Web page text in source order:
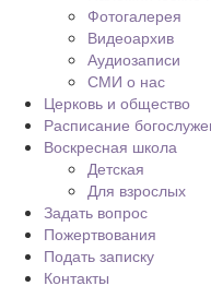
Фотогалерея
Видеоархив
Аудиозаписи
СМИ о нас
Церковь и общество
Расписание
Воскресная школа
Детская
Для взрослых
Задать вопрос
Пожертвования
Подать записку
Контакты